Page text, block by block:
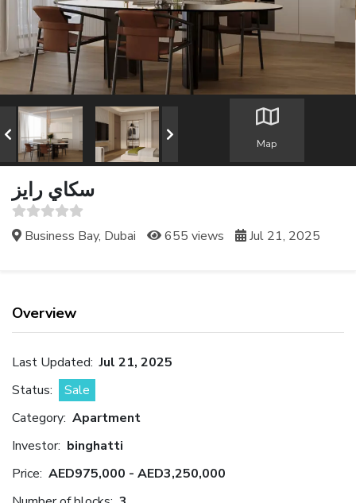
Map
سكاي رايز
Business Bay, Dubai 655 views Jul 21, 2025
Overview
Last Updated: Jul 21, 2025
Status:
Sale
Category: Apartment
Investor: binghatti
Price: AED975,000 - AED3,250,000